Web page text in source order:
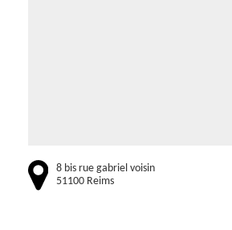
8 bis rue gabriel voisin
51100 Reims